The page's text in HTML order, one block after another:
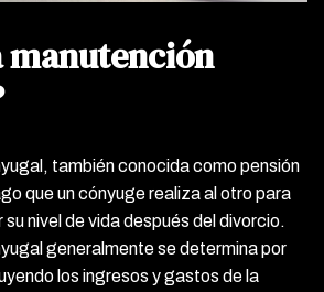
manutención
también conocida como pensión
que un cónyuge realiza al otro para
nivel de vida después del divorcio.
generalmente se determina por
los ingresos y gastos de la